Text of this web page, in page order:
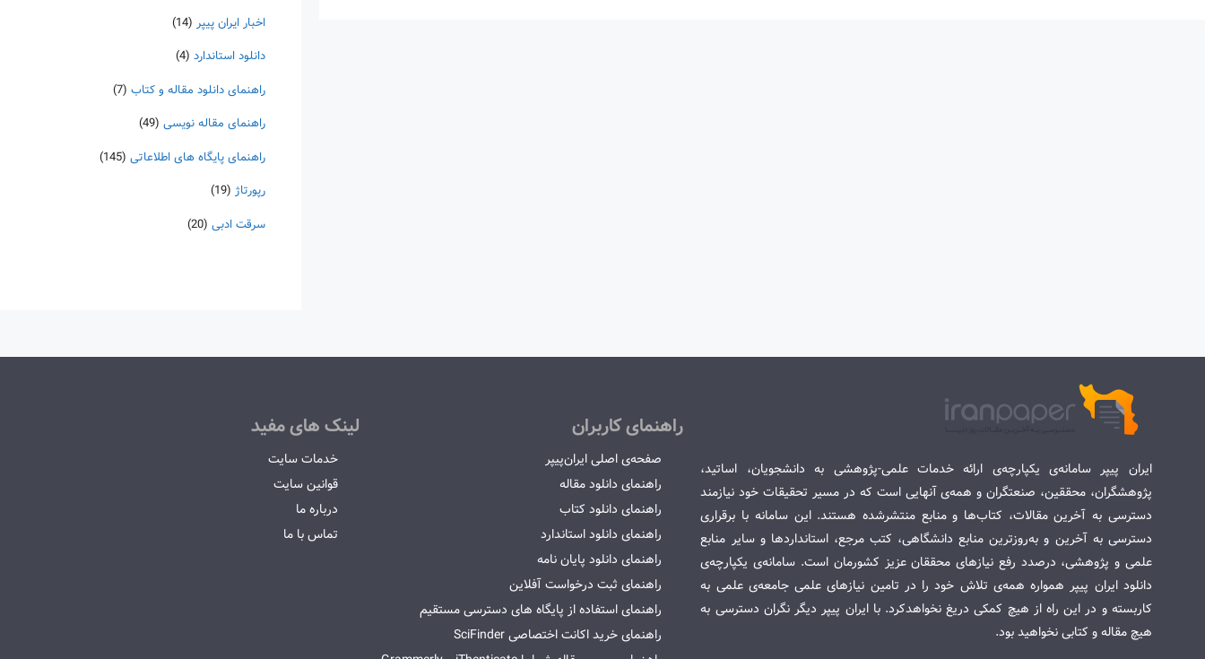
اخبار ایران پیپر (14)
دانلود استاندارد (4)
راهنمای دانلود مقاله و کتاب (7)
راهنمای مقاله نویسی (49)
راهنمای پایگاه های اطلاعاتی (145)
رپورتاژ (19)
سرقت ادبی (20)
ایران پیپر سامانه‌ی یکپارچه‌ی ارائه خدمات علمی-پژوهشی به دانشجویان، اساتید،
پژوهشگران، محققین، صنعتگران و همه‌ی آنهایی است که در مسیر تحقیقات خود نیازمند
دسترسی به آخرین مقالات، کتاب‌ها و منابع منتشرشده هستند. این سامانه با برقراری
دسترسی به آخرین و به‌روزترین منابع دانشگاهی، کتب مرجع، استانداردها و سایر منابع
علمی و پژوهشی، درصدد رفع نیازهای محققان عزیز کشورمان است. سامانه‌ی یکپارچه‌ی
دانلود ایران پیپر همواره همه‌ی تلاش خود را در تامین نیازهای علمی جامعه‌ی علمی به
کاربسته و در این راه از هیچ کمکی دریغ نخواهدکرد. با ایران پیپر دیگر نگران دسترسی به
هیچ مقاله و کتابی نخواهید بود.
راهنمای کاربران
صفحه‌ی اصلی ایران‌پیپر
راهنمای دانلود مقاله
راهنمای دانلود کتاب
راهنمای دانلود استاندارد
راهنمای دانلود پایان نامه
راهنمای ثبت درخواست آفلاین
راهنمای استفاده از پایگاه های دسترسی مستقیم
راهنمای خرید اکانت اختصاصی SciFinder
لینک های مفید
خدمات سایت
قوانین سایت
درباره ما
تماس با ما